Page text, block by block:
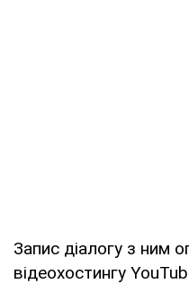
Запис діалогу з ним
відеохостингу